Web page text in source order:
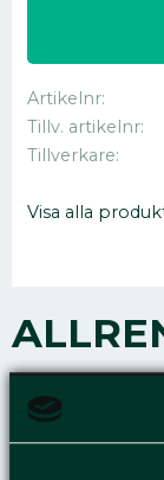
Artikelnr
Tillv. artikelnr
Tillverkare
Visa alla